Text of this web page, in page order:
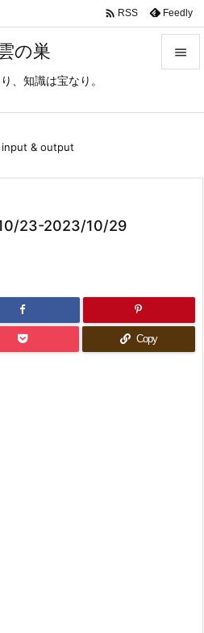
の巣
、知識は宝なり。

 RSS Feedly
input & output
23-2023/10/29
Copy